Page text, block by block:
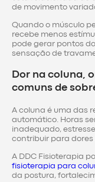
de movimento
Quando o músculo
recebe menos
pode gerar pontos
sensação de
Dor na coluna,
comuns de
A coluna é uma das
automático. Horas
inadequado,
contribuir para dores
A DDC Fisioterapia
fisioterapia para
da postura,